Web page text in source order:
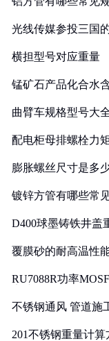
光线传媒参投三国
横担型号对应重量
锰矿石产品化合水
曲臂车规格型号大
配电柜母排螺栓力
膨胀螺丝尺寸是多
镀锌方管有哪些常
D400球墨铸铁井盖
覆膜砂的耐高温性
RU7088R功率
不锈钢通风 管道施
201不锈钢重量计算